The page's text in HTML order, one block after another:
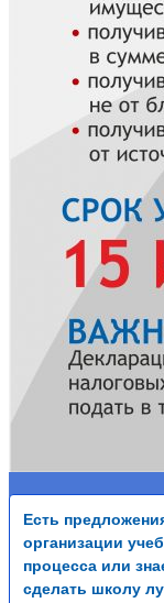
Есть
организации
процесса или
сделать школу